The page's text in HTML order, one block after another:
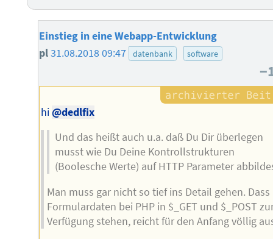
Einstieg in eine Webapp-Entwicklung
pl31.08.2018 09:47 datenbank software
hi@dedlfix
Und das heißt auch u.a. daß Du Dir überlegen
musst wie Du Deine Kontrollstrukturen
(Boolesche Werte) auf HTTP Parameter
Man muss gar nicht so tief ins Detail gehen. Dass
Formulardaten bei PHP in $_GET und $_POST
Verfügung stehen, reicht für den Anfang völlig